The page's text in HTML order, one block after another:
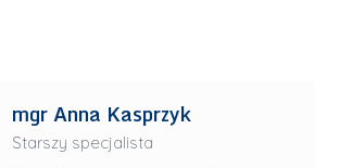
mgr Anna Kasprzyk
Starszy specjalista